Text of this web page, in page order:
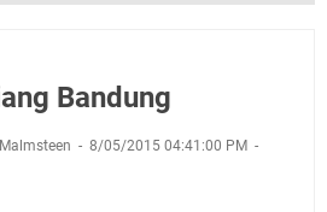
Bandung
8/05/2015 04:41:00 PM